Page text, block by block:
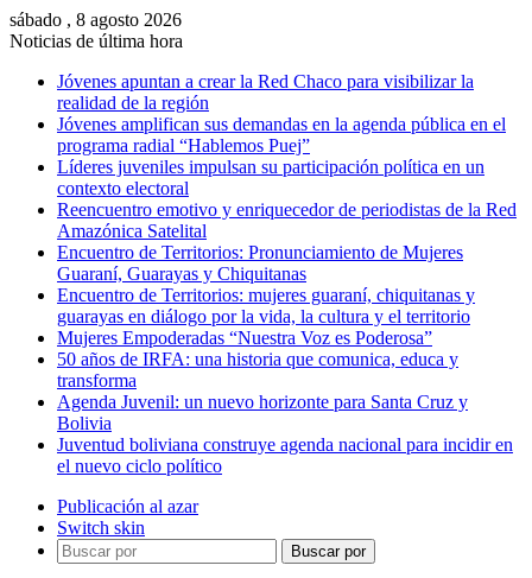
sábado , 8 agosto 2026
Noticias de última hora
Jóvenes apuntan a crear la Red Chaco para visibilizar la
realidad de la región
Jóvenes amplifican sus demandas en la agenda pública en el
programa radial “Hablemos Puej”
Líderes juveniles impulsan su participación política en un
contexto electoral
Reencuentro emotivo y enriquecedor de periodistas de la Red
Amazónica Satelital
Encuentro de Territorios: Pronunciamiento de Mujeres
Guaraní, Guarayas y Chiquitanas
Encuentro de Territorios: mujeres guaraní, chiquitanas y
guarayas en diálogo por la vida, la cultura y el territorio
Mujeres Empoderadas “Nuestra Voz es Poderosa”
50 años de IRFA: una historia que comunica, educa y
transforma
Agenda Juvenil: un nuevo horizonte para Santa Cruz y
Bolivia
Juventud boliviana construye agenda nacional para incidir en
el nuevo ciclo político
Publicación al azar
Switch skin
Buscar por